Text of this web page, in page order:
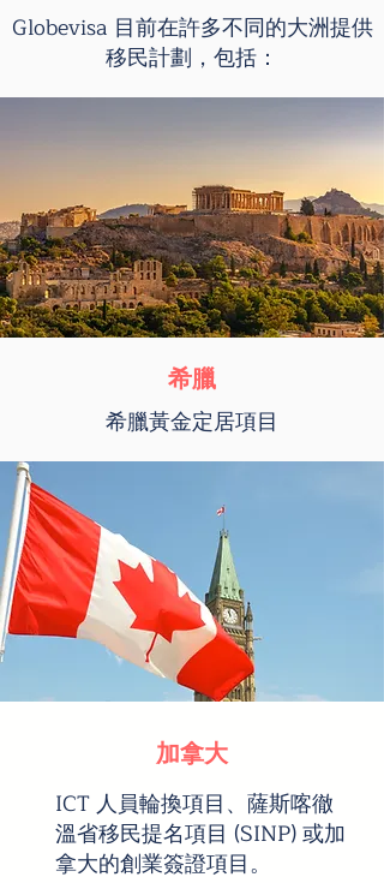
Globevisa 目前在許多不同的大洲提供
移民計劃，包括：
希臘
希臘黃金定居項目
加拿大
ICT 人員輪換項目、薩斯喀徹
溫省移民提名項目 (SINP) 或加
拿大的創業簽證項目。